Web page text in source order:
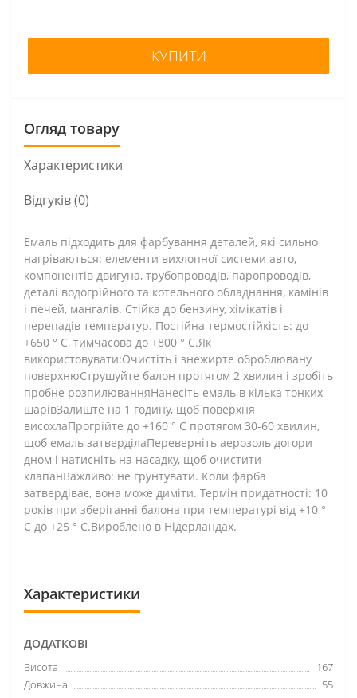
КУПИТИ
Огляд товару
Характеристики
Відгуків (0)
Емаль підходить для фарбування деталей, які сильно
нагріваються: елементи вихлопної системи авто,
компонентів двигуна, трубопроводів, паропроводів,
деталі водогрійного та котельного обладнання, камінів
і печей, мангалів. Стійка до бензину, хімікатів і
перепадів температур. Постійна термостійкість: до
+650 ° С, тимчасова до +800 ° С.Як
використовувати:Очистіть і знежирте оброблювану
поверхнюСтрушуйте балон протягом 2 хвилин і зробіть
пробне розпилюванняНанесіть емаль в кілька тонких
шарівЗалиште на 1 годину, щоб поверхня
висохлаПрогрійте до +160 ° C протягом 30-60 хвилин,
щоб емаль затверділаПереверніть аерозоль догори
дном і натисніть на насадку, щоб очистити
клапанВажливо: не грунтувати. Коли фарба
затвердіває, вона може диміти. Термін придатності: 10
років при зберіганні балона при температурі від +10 °
C до +25 ° C.Вироблено в Нідерландах.
Характеристики
ДОДАТКОВІ
Висота
167
Довжина
55